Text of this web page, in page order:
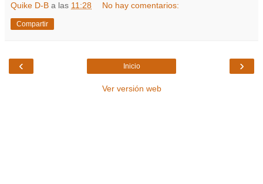
Quike D-B a las 11:28 No hay comentarios:
Compartir
‹ ›
Inicio
Ver versión web